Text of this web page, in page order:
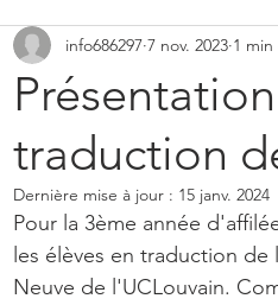
traduction
info686297 7 nov. 2023 1
Dernière mise à jour : 15 janv. 2024
Pour la 3ème année
les élèves en traduction
Neuve de l'UCLouvain.